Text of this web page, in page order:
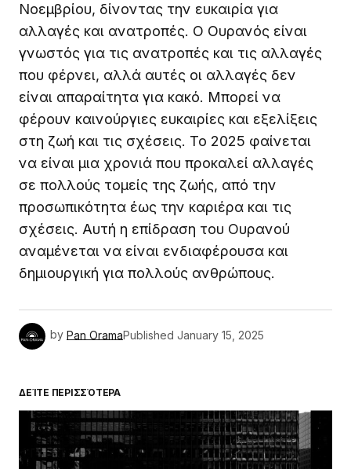
Νοεμβρίου, δίνοντας την ευκαιρία για
αλλαγές και ανατροπές. Ο Ουρανός είναι
γνωστός για τις ανατροπές και τις αλλαγές
που φέρνει, αλλά αυτές οι αλλαγές δεν
είναι απαραίτητα για κακό. Μπορεί να
φέρουν καινούργιες ευκαιρίες και εξελίξεις
στη ζωή και τις σχέσεις. Το 2025 φαίνεται
να είναι μια χρονιά που προκαλεί αλλαγές
σε πολλούς τομείς της ζωής, από την
προσωπικότητα έως την καριέρα και τις
σχέσεις. Αυτή η επίδραση του Ουρανού
αναμένεται να είναι ενδιαφέρουσα και
δημιουργική για πολλούς ανθρώπους.
by Pan OramaPublished January 15, 2025
ΔΕΊΤΕ ΠΕΡΙΣΣΌΤΕΡΑ